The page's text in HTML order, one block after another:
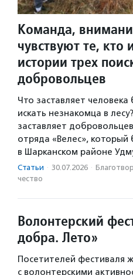
Команда,
чувствуют те, кто
истории трех
добровольцев
Что заставляет
искать незнакомца в
заставляет
отряда «Велес», который
в Шарканском районе
Статьи · 30.07.2026 ·
чест­во
Волонтерский
добра. Лето»
Посетителей фестиваля
с волонтерскими